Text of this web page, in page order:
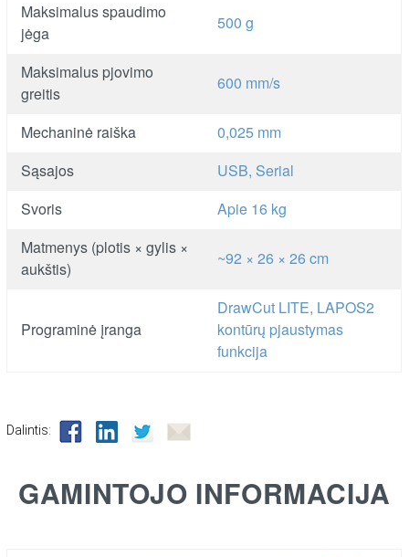
Maksimalus spaudimo
jėga
500 g
Maksimalus pjovimo
greitis
600 mm/s
Mechaninė raiška
0,025 mm
Sąsajos
USB, Serial
Svoris
Apie 16 kg
Matmenys (plotis × gylis ×
aukštis)
~92 × 26 × 26 cm
Programinė įranga
DrawCut LITE, LAPOS2
kontūrų pjaustymas
funkcija
Dalintis:
GAMINTOJO INFORMACIJA